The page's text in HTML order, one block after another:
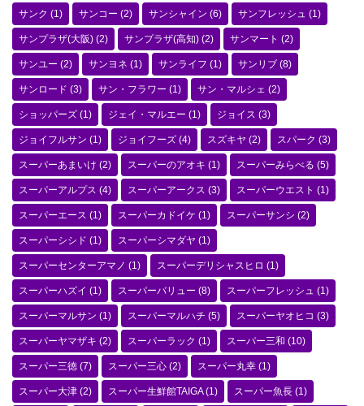
サンク (1) サンコー (2) サンシャイン (6) サンフレッシュ (1)
サンプラザ(大阪) (2) サンプラザ(高知) (2) サンマート (2)
サンユー (2) サンヨネ (1) サンライフ (1) サンリブ (8)
サンロード (3) サン・フラワー (1) サン・マルシェ (2)
ショッパーズ (1) ジェイ・マルエー (1) ジョイス (3)
ジョイフルサン (1) ジョイフーズ (4) スズキヤ (2) スパーク (3)
スーパーあまいけ (2) スーパーのアオキ (1) スーパーみらべる (5)
スーパーアルプス (4) スーパーアークス (3) スーパーウエスト (1)
スーパーエース (1) スーパーカドイケ (1) スーパーサンシ (2)
スーパーシシド (1) スーパーシマダヤ (1)
スーパーセンターアマノ (1) スーパーデリシャスヒロ (1)
スーパーハズイ (1) スーパーバリュー (8) スーパーフレッシュ (1)
スーパーマルサン (1) スーパーマルハチ (5) スーパーヤオヒコ (3)
スーパーヤマザキ (2) スーパーラック (1) スーパー三和 (10)
スーパー三徳 (7) スーパー三心 (2) スーパー丸幸 (1)
スーパー大津 (2) スーパー生鮮館TAIGA(1) スーパー魚長 (1)